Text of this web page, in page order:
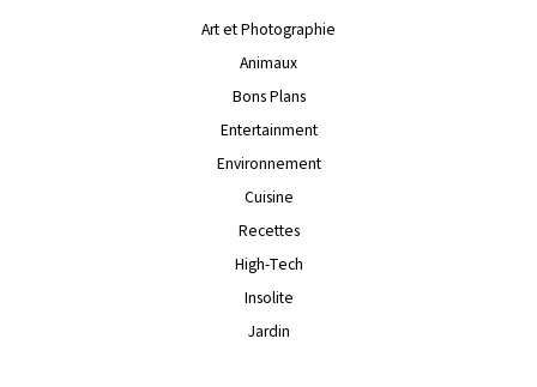
Art et Photographie
Animaux
Bons Plans
Entertainment
Environnement
Cuisine
Recettes
High-Tech
Insolite
Jardin